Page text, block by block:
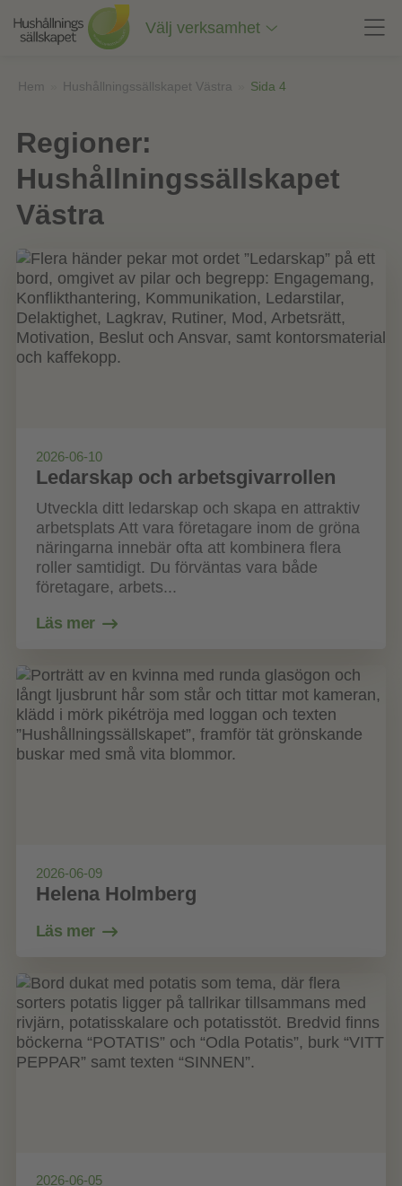
innehåll
Välj verksamhet
Hem Hushållningssällskapet Västra Sida 4
Regioner:
Hushållningssällskapet
Västra
2026-06-10
Ledarskap och arbetsgivarrollen
Utveckla ditt ledarskap och skapa en attraktiv
arbetsplats Att vara företagare inom de gröna
näringarna innebär ofta att kombinera flera
roller samtidigt. Du förväntas vara både
företagare, arbets...
Läs mer
2026-06-09
Helena Holmberg
Läs mer
2026-06-05